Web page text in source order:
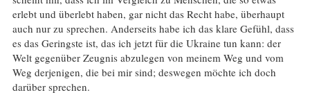
erlebt und überlebt haben, gar nicht das Recht habe, überhaupt
auch nur zu sprechen. Anderseits habe ich das klare Gefühl, dass
es das Geringste ist, das ich jetzt für die Ukraine tun kann: der
Welt gegenüber Zeugnis abzulegen von meinem Weg und vom
Weg derjenigen, die bei mir sind; deswegen möchte ich doch
darüber sprechen.